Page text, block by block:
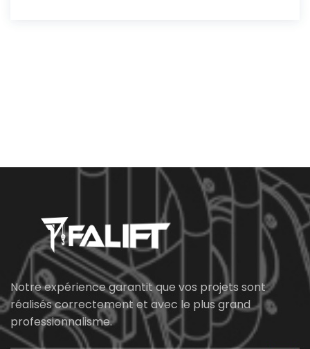
Notre expérience garantit que vos projets sont
réalisés correctement et avec le plus grand
professionnalisme.